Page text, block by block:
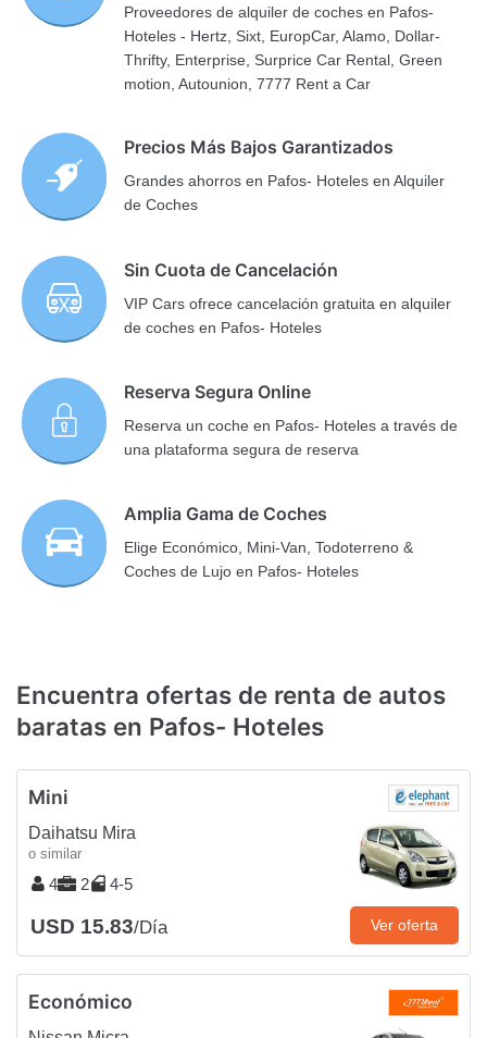
Proveedores de alquiler de coches en Pafos-
Hoteles - Hertz, Sixt, EuropCar, Alamo, Dollar-
Thrifty, Enterprise, Surprice Car Rental, Green
motion, Autounion, 7777 Rent a Car
Precios Más Bajos Garantizados
Grandes ahorros en Pafos- Hoteles en Alquiler
de Coches
Sin Cuota de Cancelación
VIP Cars ofrece cancelación gratuita en alquiler
de coches en Pafos- Hoteles
Reserva Segura Online
Reserva un coche en Pafos- Hoteles a través de
una plataforma segura de reserva
Amplia Gama de Coches
Elige Económico, Mini-Van, Todoterreno &
Coches de Lujo en Pafos- Hoteles
Encuentra ofertas de renta de autos
baratas en Pafos- Hoteles
Mini
Daihatsu Mira
o similar
4 2 4-5
USD 15.83/Día Ver oferta
Económico